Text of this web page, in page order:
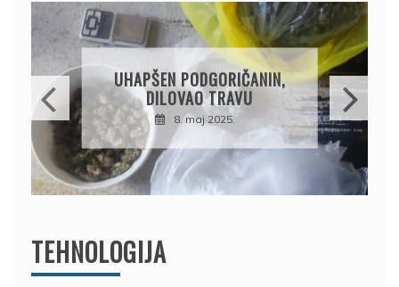
DRŽAVLJANIN RUSIJE
OSUMNJIČEN DA JE
PRODAO TUĐI BMW,
DRŽAVU NAPUSTIO
BRODOM
12. februar 2025.
TEHNOLOGIJA